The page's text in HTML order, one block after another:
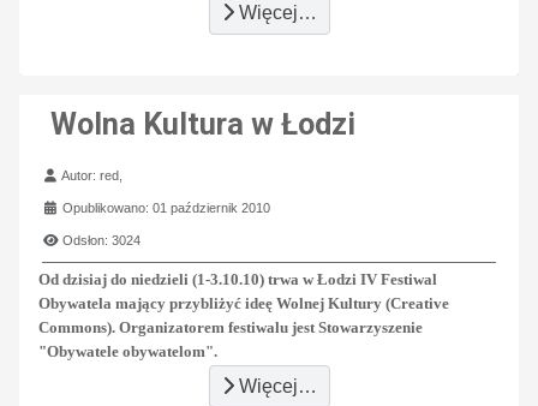
Więcej…
Wolna Kultura w Łodzi
Szczegóły
Autor:red,
Opublikowano: 01 październik 2010
Odsłon: 3024
Od dzisiaj do niedzieli (1-3.10.10) trwa w Łodzi IV Festiwal
Obywatela mający przybliżyć ideę Wolnej Kultury (Creative
Commons). Organizatorem festiwalu jest Stowarzyszenie
"Obywatele obywatelom".
Więcej…